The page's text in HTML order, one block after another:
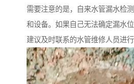
需要注意的是，自来水管漏水检
和设备。如果自己无法确定漏水
建议及时联系的水管维修人员进行